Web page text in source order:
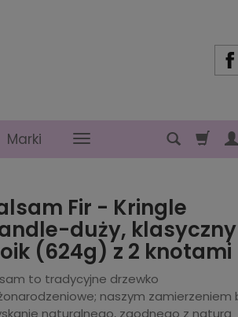
Marki
Fir - Kringle
duży, klasyczny
(624g) z 2 knotami
to tradycyjne drzewko
naszym zamierzeniem
naturalnego, zgodnego z naturą